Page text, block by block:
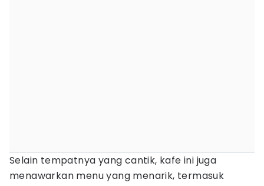
Selain tempatnya yang cantik, kafe ini juga
menawarkan menu yang menarik, termasuk